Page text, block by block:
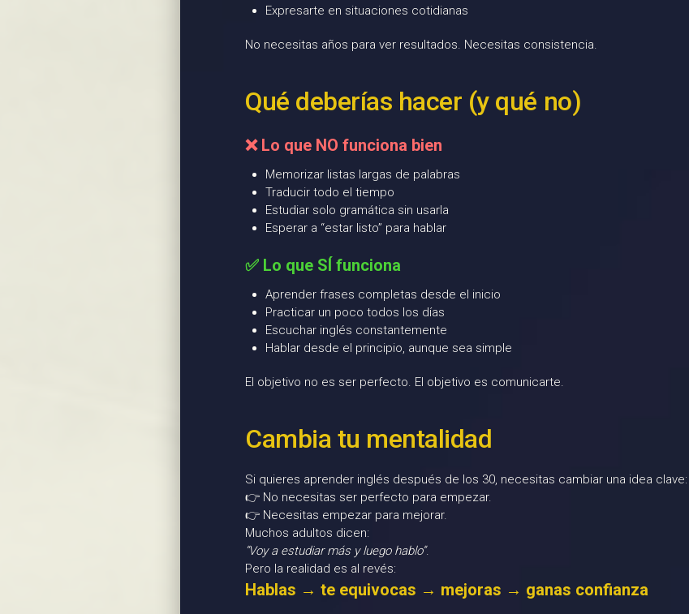
Expresarte en situaciones cotidianas
No necesitas años para ver resultados. Necesitas consistencia.
Qué deberías hacer (y qué no)
❌ Lo que NO funciona bien
Memorizar listas largas de palabras
Traducir todo el tiempo
Estudiar solo gramática sin usarla
Esperar a “estar listo” para hablar
✅ Lo que SÍ funciona
Aprender frases completas desde el inicio
Practicar un poco todos los días
Escuchar inglés constantemente
Hablar desde el principio, aunque sea simple
El objetivo no es ser perfecto. El objetivo es comunicarte.
Cambia tu mentalidad
Si quieres aprender inglés después de los 30, necesitas cambiar una idea clave:
👉 No necesitas ser perfecto para empezar.
👉 Necesitas empezar para mejorar.
Muchos adultos dicen:
“Voy a estudiar más y luego hablo”.
Pero la realidad es al revés:
Hablas → te equivocas → mejoras → ganas confianza